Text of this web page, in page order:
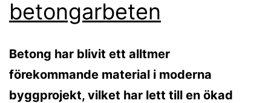
betongarbeten
Betong har blivit ett alltmer
förekommande material i moderna
byggprojekt, vilket har lett till en ökad